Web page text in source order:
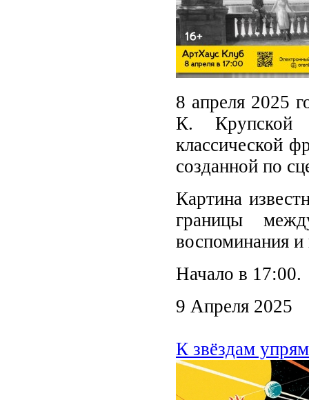
8 апреля 2025
К. Крупской
классической
созданной по
Картина
границы
воспоминания и
Начало в 17:00.
9 Апреля 2025
К звёздам